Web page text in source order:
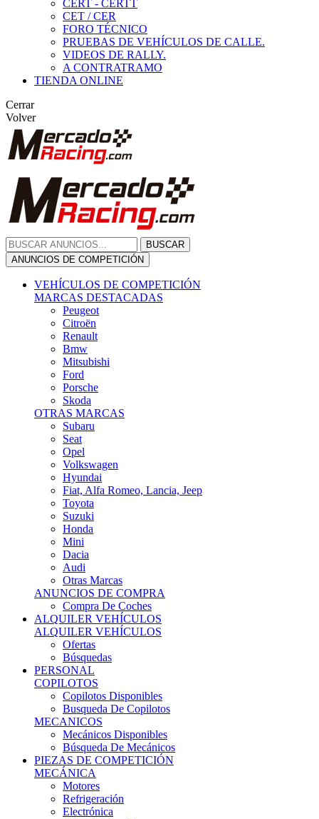
CERT - CERTT
CET / CER
FORO TÉCNICO
PRUEBAS DE VEHÍCULOS DE CALLE.
VIDEOS DE RALLY.
A CONTRATRAMO
TIENDA ONLINE
Cerrar
Volver
BUSCAR
ANUNCIOS DE COMPETICIÓN
VEHÍCULOS DE COMPETICIÓN
MARCAS DESTACADAS
Peugeot
Citroën
Renault
Bmw
Mitsubishi
Ford
Porsche
Skoda
OTRAS MARCAS
Subaru
Seat
Opel
Volkswagen
Hyundai
Fiat, Alfa Romeo, Lancia, Jeep
Toyota
Suzuki
Honda
Mini
Dacia
Audi
Otras Marcas
ANUNCIOS DE COMPRA
Compra De Coches
ALQUILER VEHÍCULOS
ALQUILER VEHÍCULOS
Ofertas
Búsquedas
PERSONAL
COPILOTOS
Copilotos Disponibles
Busqueda De Copilotos
MECANICOS
Mecánicos Disponibles
Búsqueda De Mecánicos
PIEZAS DE COMPETICIÓN
MECÁNICA
Motores
Refrigeración
Electrónica